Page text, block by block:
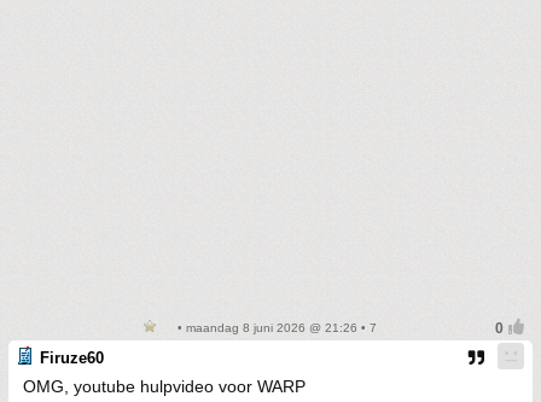
• maandag 8 juni 2026 @ 21:26 • 7
Firuze60
OMG, youtube hulpvideo voor WARP